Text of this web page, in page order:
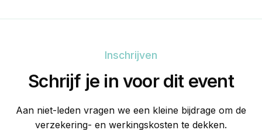
Inschrijven
Schrijf je in voor dit event
Aan niet-leden vragen we een kleine bijdrage om de
verzekering- en werkingskosten te dekken.